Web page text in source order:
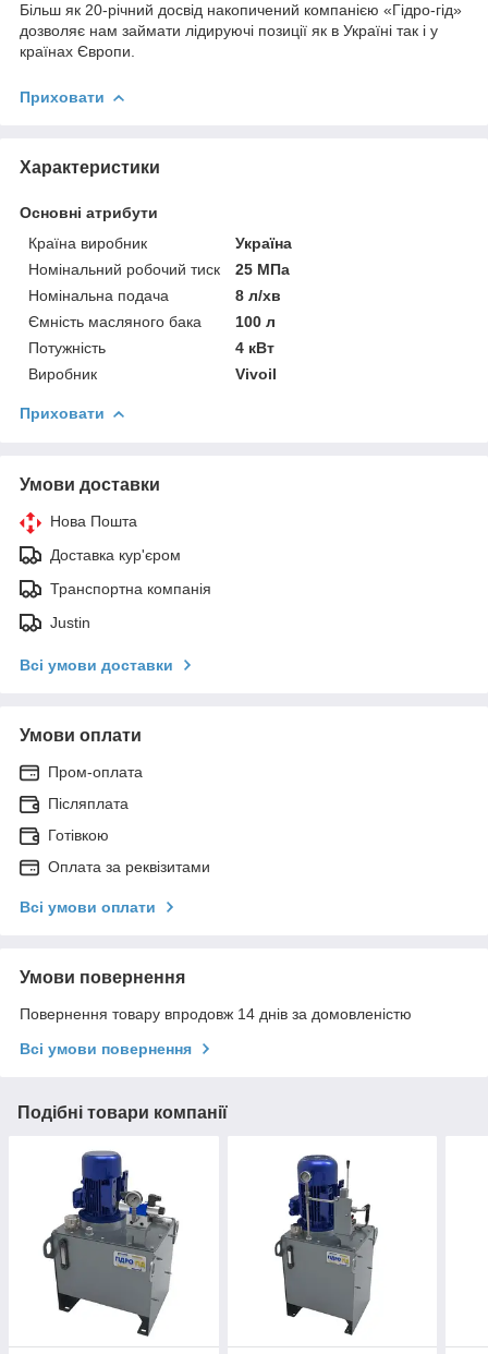
Більш як 20-річний досвід накопичений компанією «Гідро-гід»
дозволяє нам займати лідируючі позиції як в Україні так і у
країнах Європи.
Приховати
Характеристики
Основні атрибути
Країна виробник
Україна
Номінальний робочий тиск
25 МПа
Номінальна подача
8 л/хв
Ємність масляного бака
100 л
Потужність
4 кВт
Виробник
Vivoil
Приховати
Умови доставки
Нова Пошта
Доставка кур'єром
Транспортна компанія
Justin
Всі умови доставки
Умови оплати
Пром-оплата
Післяплата
Готівкою
Оплата за реквізитами
Всі умови оплати
Умови повернення
Повернення товару впродовж 14 днів за домовленістю
Всі умови повернення
Подібні товари компанії